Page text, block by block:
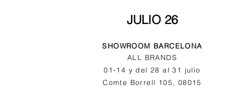
JULIO 26
SHOWROOM BARCELONA
ALL BRANDS
01-14 y del 28 al 31 julio
Comte Borrell 105, 08015